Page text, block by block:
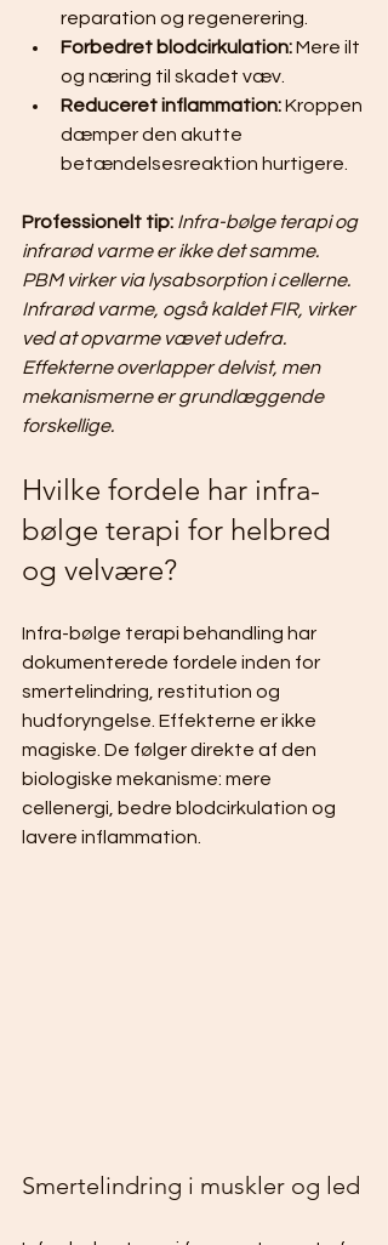
reparation og regenerering.
Forbedret blodcirkulation: Mere ilt
og næring til skadet væv.
Reduceret inflammation: Kroppen
dæmper den akutte
betændelsesreaktion hurtigere.
Professionelt tip: Infra-bølge terapi og
infrarød varme er ikke det samme.
PBM virker via lysabsorption i cellerne.
Infrarød varme, også kaldet FIR, virker
ved at opvarme vævet udefra.
Effekterne overlapper delvist, men
mekanismerne er grundlæggende
forskellige.
Hvilke fordele har infra-
bølge terapi for helbred
og velvære?
Infra-bølge terapi behandling har
dokumenterede fordele inden for
smertelindring, restitution og
hudforyngelse. Effekterne er ikke
magiske. De følger direkte af den
biologiske mekanisme: mere
cellenergi, bedre blodcirkulation og
lavere inflammation.
Smertelindring i muskler og led